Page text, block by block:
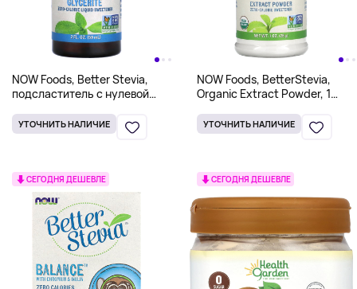
NOW Foods, Better Stevia,
подсластитель с нулевой
форме, глицериновый
экстракт, 59 мл (2 жидких
УТОЧНИТЬ НАЛИЧИЕ
NOW Foods, BetterStevia,
Organic Extract Powder, 1
УТОЧНИТЬ НАЛИЧИЕ
СЕГОДНЯ ДЕШЕВЛЕ СЕГОДНЯ ДЕШЕВЛЕ